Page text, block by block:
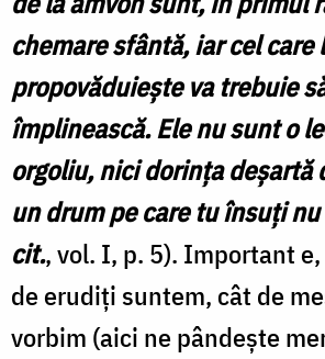
chemare sfântă, iar cel care
propovăduiește va trebuie
împlinească. Ele nu sunt o
orgoliu, nici dorința deșartă
un drum pe care tu însuți
cit., vol. I, p. 5). Important
de erudiți suntem, cât de
vorbim (aici ne pândește